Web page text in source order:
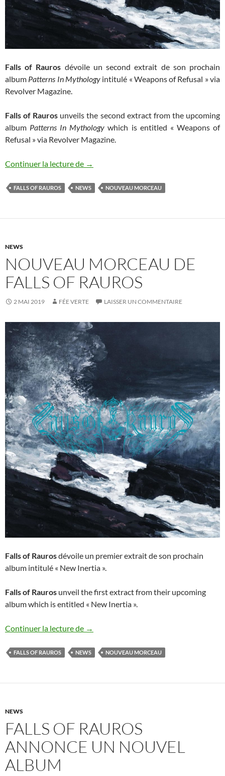
Falls of Rauros dévoile un second extrait de son prochain
album Patterns In Mythologyintitulé « Weapons of Refusal » via
Revolver Magazine.
Falls of Rauros unveils the second extract from the upcoming
album Patterns In Mythology which is entitled « Weapons of
Refusal » via Revolver Magazine.
Continuer la lecture de Nouveau morceau de Falls of Rauros
→
FALLS OF RAUROS NEWS NOUVEAU MORCEAU
NEWS
NOUVEAU MORCEAU DE
FALLS OF RAUROS
2 MAI 2019 FÉE VERTE LAISSER UN COMMENTAIRE
Falls of Raurosdévoile un premier extrait de son prochain
album intitulé « New Inertia ».
Falls of Rauros unveil the first extract from their upcoming
album which is entitled « New Inertia ».
Continuer la lecture de Nouveau morceau de Falls of Rauros
→
FALLS OF RAUROS NEWS NOUVEAU MORCEAU
NEWS
FALLS OF RAUROS
ANNONCE UN NOUVEL
ALBUM